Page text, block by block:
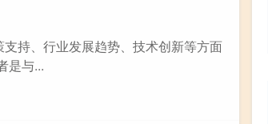
持、行业发展趋势、技术创新等方面
是与...